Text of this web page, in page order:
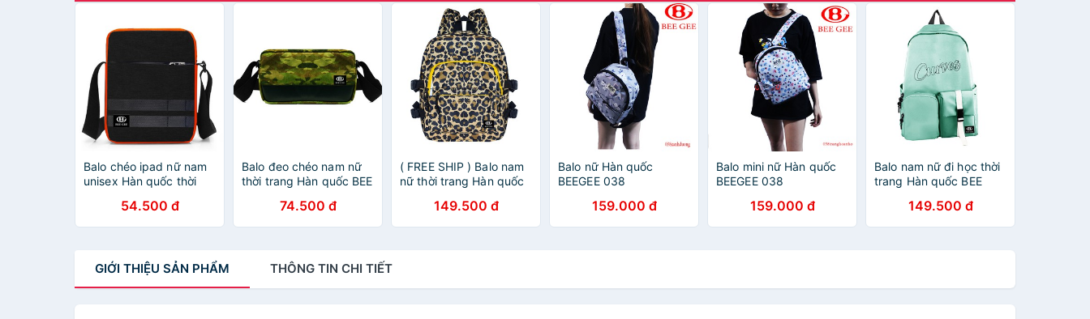
Balo chéo ipad nữ nam
unisex Hàn quốc thời
trend 202054.500 đ
Balo đeo chéo nam nữ
thời trang Hàn quốc BEE
nước đẹp giá rẻ chất
lượng tốt
74.500 đ
( FREE SHIP ) Balo nam
nữ thời trang Hàn quốc
đẹp đi học đi làm (
nhiều màu )
149.500 đ
Balo nữ Hàn quốc
BEEGEE 038
159.000 đ
Balo mini nữ Hàn quốc
BEEGEE 038
159.000 đ
Balo nam nữ đi học thời
trang Hàn quốc BEE
thấm nước ( CURVES )
149.500 đ
GIỚI THIỆU SẢN PHẨM THÔNG TIN CHI TIẾT